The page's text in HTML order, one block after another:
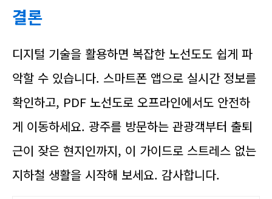
결론
디지털 기술을 활용하면 복잡한 노선도도 쉽게 파
악할 수 있습니다. 스마트폰 앱으로 실시간 정보를
확인하고, PDF 노선도로 오프라인에서도 안전하
게 이동하세요. 광주를 방문하는 관광객부터 출퇴
근이 잦은 현지인까지, 이 가이드로 스트레스 없는
지하철 생활을 시작해 보세요. 감사합니다.